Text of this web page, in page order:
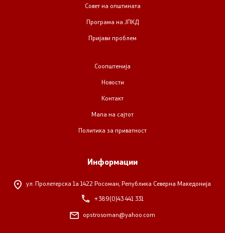
Урбанистички проекти
Пристап до информации од јавен карактер
Завршени конкурси
Совет на општината
Програма на ЈПКД
Пријави проблем
Соопштенија
Новости
Контакт
Мапа на сајтот
Политика за приватност
Информации
ул. Пролетерска 1а 1422 Росоман, Република Северна Македонија
+389(0)43 441 331
opstrosoman@yahoo.com